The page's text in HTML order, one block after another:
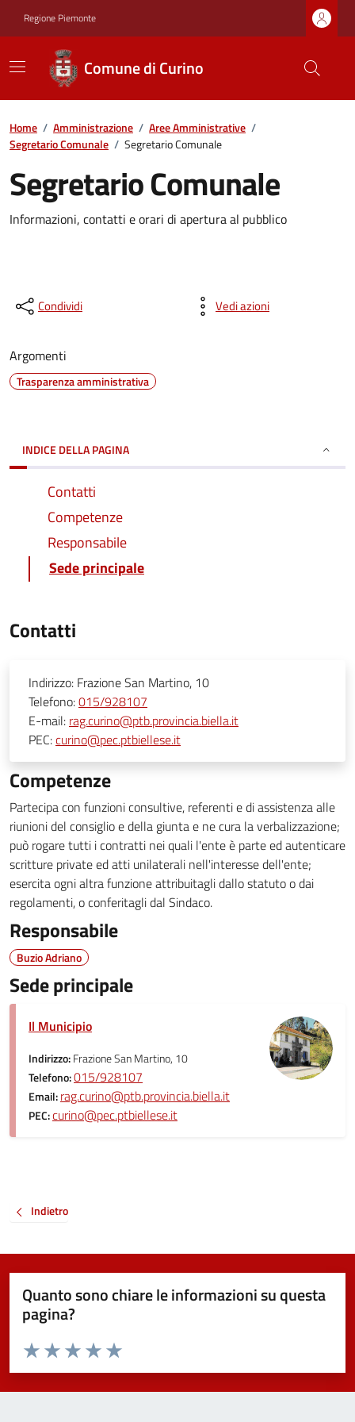
Regione Piemonte
Comune di Curino
Home / Amministrazione / Aree Amministrative /
Segretario Comunale / Segretario Comunale
Segretario Comunale
Informazioni, contatti e orari di apertura al pubblico
Condividi Vedi azioni
Argomenti
Trasparenza amministrativa
INDICE DELLA PAGINA
Contatti
Competenze
Responsabile
Sede principale
Contatti
Indirizzo: Frazione San Martino, 10
Telefono:015/928107
E-mail: rag.curino@ptb.provincia.biella.it
PEC:curino@pec.ptbiellese.it
Competenze
Partecipa con funzioni consultive, referenti e di assistenza alle
riunioni del consiglio e della giunta e ne cura la verbalizzazione;
può rogare tutti i contratti nei quali l'ente è parte ed autenticare
scritture private ed atti unilaterali nell'interesse dell'ente;
esercita ogni altra funzione attribuitagli dallo statuto o dai
regolamenti, o conferitagli dal Sindaco.
Responsabile
Buzio Adriano
Sede principale
Il Municipio
Indirizzo:Frazione San Martino, 10
Telefono:015/928107
Email:rag.curino@ptb.provincia.biella.it
PEC:curino@pec.ptbiellese.it
Indietro
Quanto sono chiare le informazioni su questa
pagina?
Valuta da 1 a 5 stelle la pagina
Valuta 5 stelle su 5
Valuta 4 stelle su 5
Valuta 3 stelle su 5
Valuta 2 stelle su 5
Valuta 1 stelle su 5